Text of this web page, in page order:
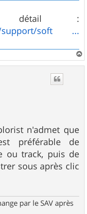
:
support/soft ...
a
n'admet que
préférable de
ou track, puis de
sous après clic
par le SAV après